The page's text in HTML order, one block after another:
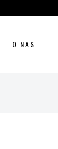
O NAS